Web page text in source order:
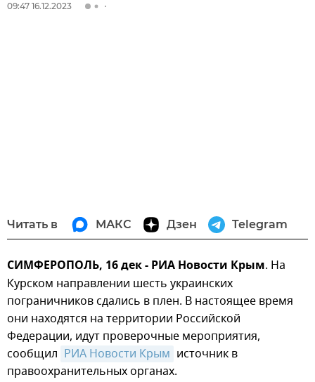
09:47 16.12.2023
Читать в МАКС Дзен Telegram
СИМФЕРОПОЛЬ, 16 дек - РИА Новости Крым. На
Курском направлении шесть украинских
пограничников сдались в плен. В настоящее время
они находятся на территории Российской
Федерации, идут проверочные мероприятия,
сообщил РИА Новости Крым источник в
правоохранительных органах.